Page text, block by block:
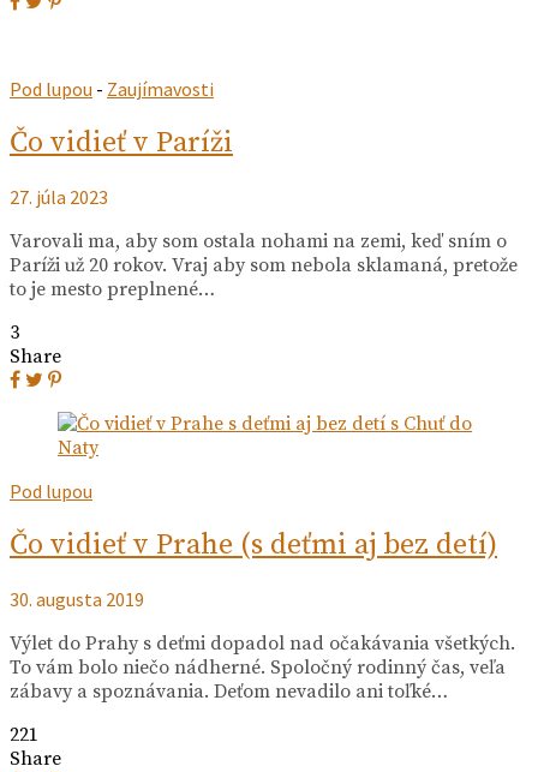
Pod lupou - Zaujímavosti
Čo vidieť v Paríži
27. júla 2023
Varovali ma, aby som ostala nohami na zemi, keď sním o
Paríži už 20 rokov. Vraj aby som nebola sklamaná, pretože
to je mesto preplnené…
3
Share
Pod lupou
Čo vidieť v Prahe (s deťmi aj bez detí)
30. augusta 2019
Výlet do Prahy s deťmi dopadol nad očakávania všetkých.
To vám bolo niečo nádherné. Spoločný rodinný čas, veľa
zábavy a spoznávania. Deťom nevadilo ani toľké…
221
Share